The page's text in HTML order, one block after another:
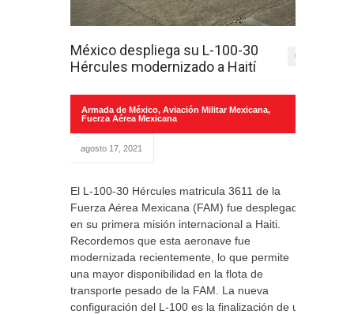
México despliega su L-100-30
Hércules modernizado a Haití
0
Armada de México, Aviación Militar Mexicana,
Fuerza Aérea Mexicana
agosto 17, 2021
El L-100-30 Hércules matricula 3611 de la
Fuerza Aérea Mexicana (FAM) fue desplegado
en su primera misión internacional a Haiti.
Recordemos que esta aeronave fue
modernizada recientemente, lo que permite
una mayor disponibilidad en la flota de
transporte pesado de la FAM. La nueva
configuración del L-100 es la finalización de un